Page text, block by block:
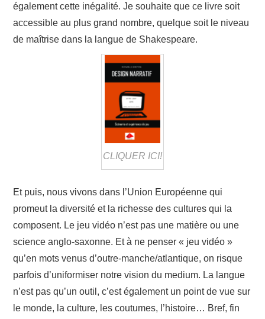
également cette inégalité. Je souhaite que ce livre soit
accessible au plus grand nombre, quelque soit le niveau
de maîtrise dans la langue de Shakespeare.
CLIQUER ICI!
Et puis, nous vivons dans l’Union Européenne qui
promeut la diversité et la richesse des cultures qui la
composent. Le jeu vidéo n’est pas une matière ou une
science anglo-saxonne. Et à ne penser « jeu vidéo »
qu’en mots venus d’outre-manche/atlantique, on risque
parfois d’uniformiser notre vision du medium. La langue
n’est pas qu’un outil, c’est également un point de vue sur
le monde, la culture, les coutumes, l’histoire… Bref, fin